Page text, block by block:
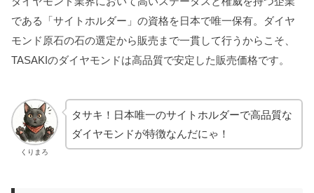
である「サイトホルダー」の資格を日本で唯一保有。ダイヤ
モンド原石の石の選定から販売まで一貫して行うからこそ、
TASAKIのダイヤモンドは高品質で安定した販売価格です。
くりまろ
タサキ！日本唯一のサイトホルダーで高品質な
ダイヤモンドが特徴なんだにゃ！